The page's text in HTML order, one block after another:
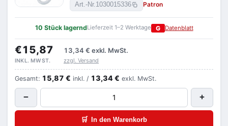
Art.-Nr. 1030015336 Patron
10 Stück lagerndLieferzeit 1–2 Werktage G Datenblatt
€15,87 13,34 € exkl. MwSt.
INKL. MWST. zzgl. Versand
Gesamt: 15,87 € inkl. / 13,34 € exkl. MwSt.
− +
🛒 In den Warenkorb